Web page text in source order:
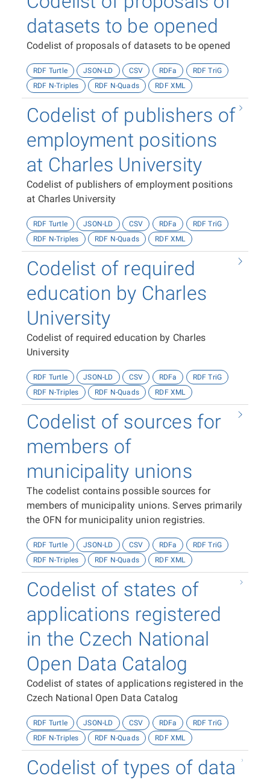
datasets to be opened
Codelist of proposals of datasets to be opened
RDF Turtle JSON-LD CSV RDFa
RDF TriG
RDF N-Triples
RDF N-Quads RDF XML
Codelist of publishers of
employment positions
at Charles University
Codelist of publishers of employment positions
at Charles University
RDF Turtle JSON-LD CSV RDFa
RDF TriG
RDF N-Triples
RDF N-Quads RDF XML
Codelist of required
education by Charles
University
Codelist of required education by Charles
University
RDF Turtle JSON-LD CSV RDFa
RDF TriG
RDF N-Triples
RDF N-Quads RDF XML
Codelist of sources for
members of
municipality unions
The codelist contains possible sources for
members of municipality unions. Serves primarily
the OFN for municipality union registries.
RDF Turtle JSON-LD CSV RDFa
RDF TriG
RDF N-Triples
RDF N-Quads RDF XML
Codelist of states of
applications registered
in the Czech National
Open Data Catalog
Codelist of states of applications registered in the
Czech National Open Data Catalog
RDF Turtle JSON-LD CSV RDFa
RDF TriG
RDF N-Triples
RDF N-Quads RDF XML
Codelist of types of data